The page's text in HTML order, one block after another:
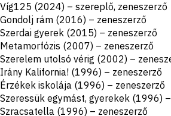
Víg125 (2024) – szereplő, zeneszerző
Gondolj rám (2016) – zeneszerző
Szerdai gyerek (2015) – zeneszerző
Metamorfózis (2007) – zeneszerző
Szerelem utolsó vérig (2002) –
Irány Kalifornia! (1996) – zeneszerző
Érzékek iskolája (1996) – zeneszerző
Szeressük egymást, gyerekek (1996)
Szracsatella (1996) – zeneszerző